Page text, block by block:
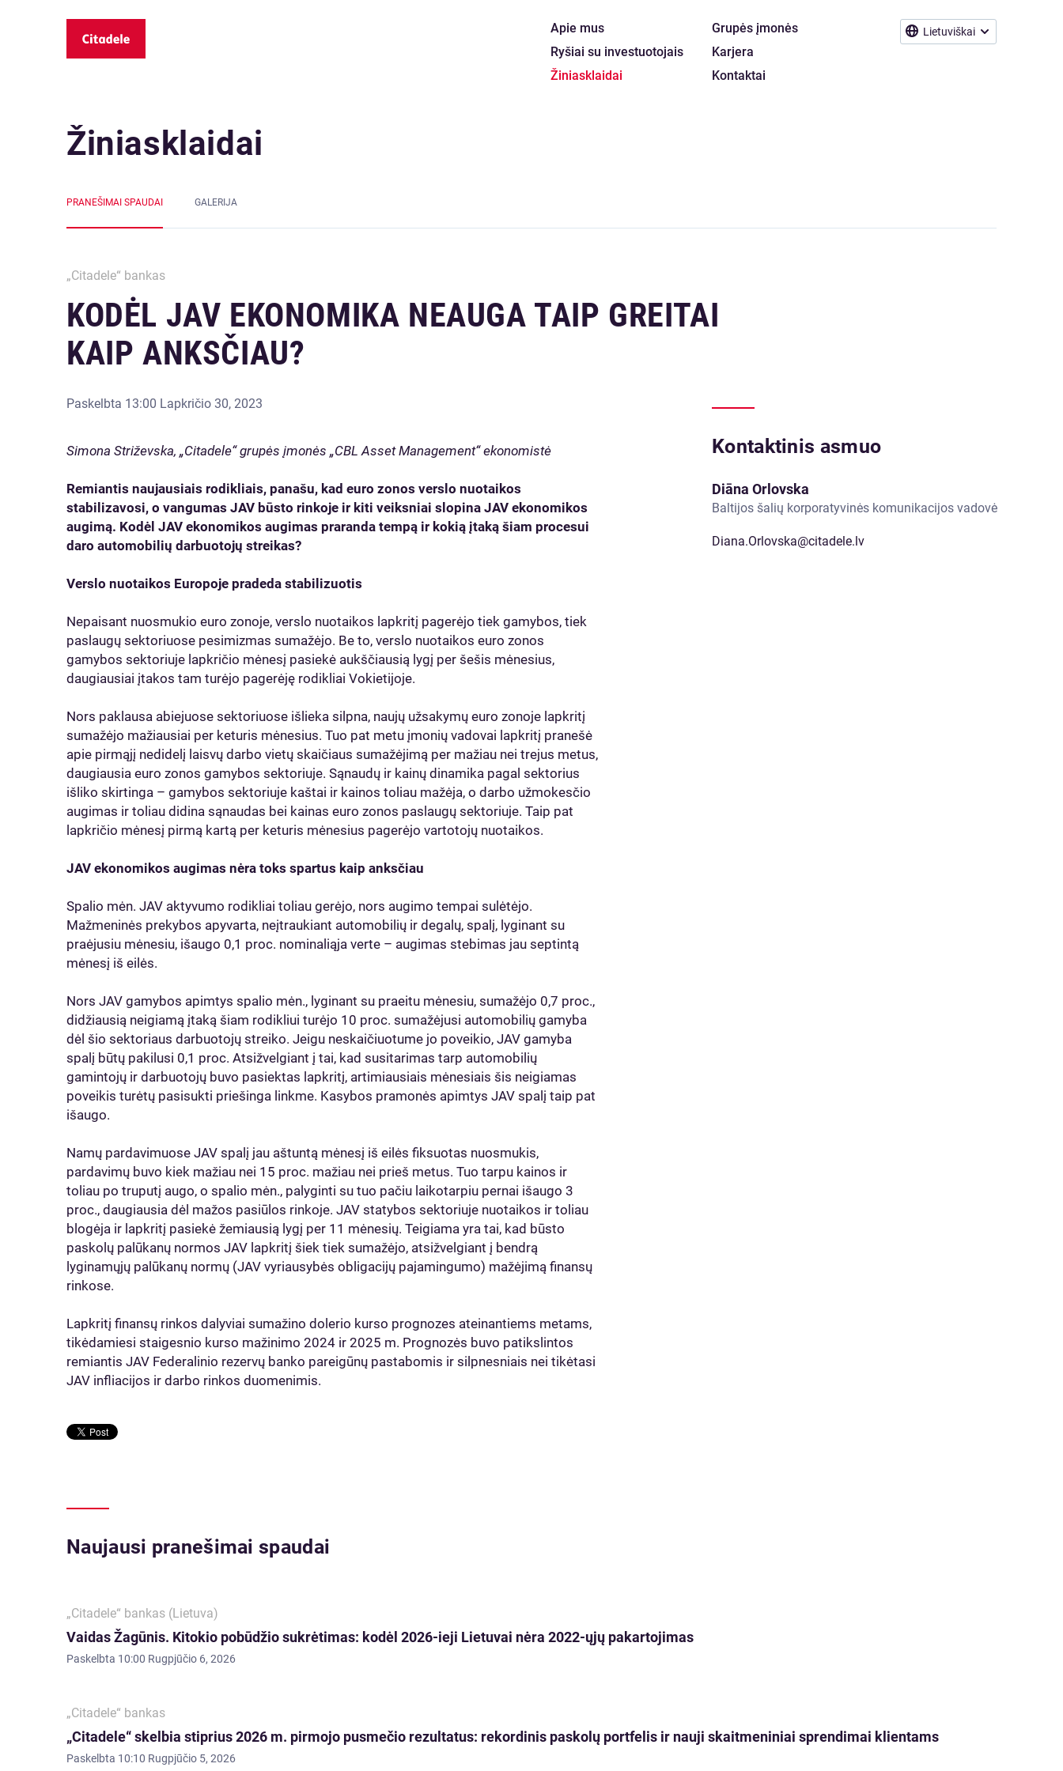
Lietuviškai
Apie mus
Ryšiai su investuotojais
Žiniasklaidai
Grupės įmonės
Karjera
Kontaktai
Žiniasklaidai
PRANEŠIMAI SPAUDAI GALERIJA
„Citadele“ bankas
KODĖL JAV EKONOMIKA NEAUGA TAIP GREITAI
KAIP ANKSČIAU?
Paskelbta 13:00 Lapkričio 30, 2023
Simona Striževska, „Citadele“ grupės įmonės „CBL Asset Management“ ekonomistė
Remiantis naujausiais rodikliais, panašu, kad euro zonos verslo nuotaikos
stabilizavosi, o vangumas JAV būsto rinkoje ir kiti veiksniai slopina JAV ekonomikos
augimą. Kodėl JAV ekonomikos augimas praranda tempą ir kokią įtaką šiam procesui
daro automobilių darbuotojų streikas?
Verslo nuotaikos Europoje pradeda stabilizuotis
Nepaisant nuosmukio euro zonoje, verslo nuotaikos lapkritį pagerėjo tiek gamybos, tiek
paslaugų sektoriuose pesimizmas sumažėjo. Be to, verslo nuotaikos euro zonos
gamybos sektoriuje lapkričio mėnesį pasiekė aukščiausią lygį per šešis mėnesius,
daugiausiai įtakos tam turėjo pagerėję rodikliai Vokietijoje.
Nors paklausa abiejuose sektoriuose išlieka silpna, naujų užsakymų euro zonoje lapkritį
sumažėjo mažiausiai per keturis mėnesius. Tuo pat metu įmonių vadovai lapkritį pranešė
apie pirmąjį nedidelį laisvų darbo vietų skaičiaus sumažėjimą per mažiau nei trejus metus,
daugiausia euro zonos gamybos sektoriuje. Sąnaudų ir kainų dinamika pagal sektorius
išliko skirtinga – gamybos sektoriuje kaštai ir kainos toliau mažėja, o darbo užmokesčio
augimas ir toliau didina sąnaudas bei kainas euro zonos paslaugų sektoriuje. Taip pat
lapkričio mėnesį pirmą kartą per keturis mėnesius pagerėjo vartotojų nuotaikos.
JAV ekonomikos augimas nėra toks spartus kaip anksčiau
Spalio mėn. JAV aktyvumo rodikliai toliau gerėjo, nors augimo tempai sulėtėjo.
Mažmeninės prekybos apyvarta, neįtraukiant automobilių ir degalų, spalį, lyginant su
praėjusiu mėnesiu, išaugo 0,1 proc. nominaliąja verte – augimas stebimas jau septintą
mėnesį iš eilės.
Nors JAV gamybos apimtys spalio mėn., lyginant su praeitu mėnesiu, sumažėjo 0,7 proc.,
didžiausią neigiamą įtaką šiam rodikliui turėjo 10 proc. sumažėjusi automobilių gamyba
dėl šio sektoriaus darbuotojų streiko. Jeigu neskaičiuotume jo poveikio, JAV gamyba
spalį būtų pakilusi 0,1 proc. Atsižvelgiant į tai, kad susitarimas tarp automobilių
gamintojų ir darbuotojų buvo pasiektas lapkritį, artimiausiais mėnesiais šis neigiamas
poveikis turėtų pasisukti priešinga linkme. Kasybos pramonės apimtys JAV spalį taip pat
išaugo.
Namų pardavimuose JAV spalį jau aštuntą mėnesį iš eilės fiksuotas nuosmukis,
pardavimų buvo kiek mažiau nei 15 proc. mažiau nei prieš metus. Tuo tarpu kainos ir
toliau po truputį augo, o spalio mėn., palyginti su tuo pačiu laikotarpiu pernai išaugo 3
proc., daugiausia dėl mažos pasiūlos rinkoje. JAV statybos sektoriuje nuotaikos ir toliau
blogėja ir lapkritį pasiekė žemiausią lygį per 11 mėnesių. Teigiama yra tai, kad būsto
paskolų palūkanų normos JAV lapkritį šiek tiek sumažėjo, atsižvelgiant į bendrą
lyginamųjų palūkanų normų (JAV vyriausybės obligacijų pajamingumo) mažėjimą finansų
rinkose.
Lapkritį finansų rinkos dalyviai sumažino dolerio kurso prognozes ateinantiems metams,
tikėdamiesi staigesnio kurso mažinimo 2024 ir 2025 m. Prognozės buvo patikslintos
remiantis JAV Federalinio rezervų banko pareigūnų pastabomis ir silpnesniais nei tikėtasi
JAV infliacijos ir darbo rinkos duomenimis.
Kontaktinis asmuo
Diāna Orlovska
Baltijos šalių korporatyvinės komunikacijos vadovė
Diana.Orlovska@citadele.lv
Naujausi pranešimai spaudai
„Citadele“ bankas (Lietuva)
Vaidas Žagūnis. Kitokio pobūdžio sukrėtimas: kodėl 2026-ieji Lietuvai nėra 2022-ųjų pakartojimas
Paskelbta 10:00 Rugpjūčio 6, 2026
„Citadele“ bankas
„Citadele“ skelbia stiprius 2026 m. pirmojo pusmečio rezultatus: rekordinis paskolų portfelis ir nauji skaitmeniniai sprendimai klientams
Paskelbta 10:10 Rugpjūčio 5, 2026